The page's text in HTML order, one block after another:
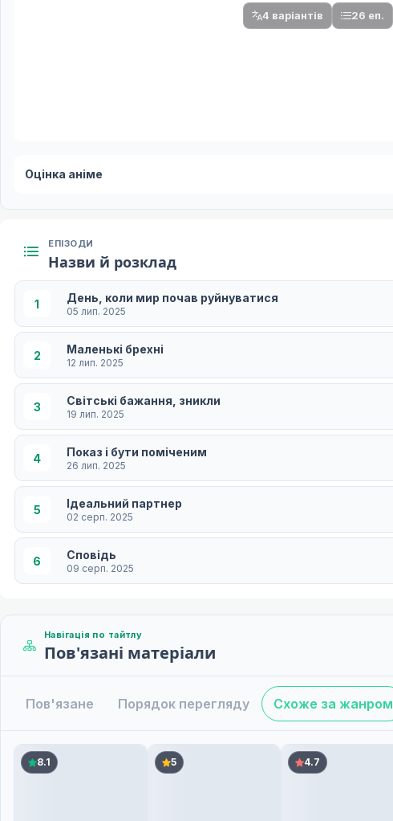
4 варіантів 26 еп.
Оцінка аніме
ЕПІЗОДИ
Назви й розклад
1 День, коли мир почав руйнуватися
05 лип. 2025
2 Маленькі брехні
12 лип. 2025
3 Світські бажання, зникли
19 лип. 2025
4 Показ і бути поміченим
26 лип. 2025
5 Ідеальний партнер
02 серп. 2025
6 Сповідь
09 серп. 2025
Милий юніор
Феєрверки
10 Стосунки, які я не хочу зіпсувати
Навігація по тайтлу
Пов'язані матеріали
Пов'язане Порядок перегляду Схоже за жанром
8.1 5 4.7